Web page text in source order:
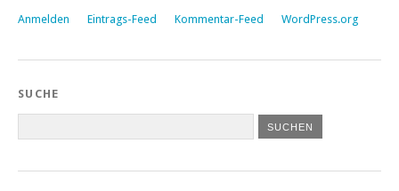
Anmelden Eintrags-Feed Kommentar-Feed WordPress.org
SUCHE